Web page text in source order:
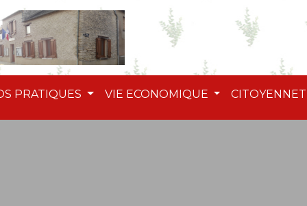
PRATIQUES VIE ECONOMIQUE